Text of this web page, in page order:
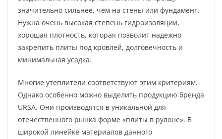
значительно сильнее, чем на стены или фундамент.
Нужна очень высокая степень гидроизоляции,
хорошая плотность, которая позволит надежно
закрепить плиты под кровлей, долговечность и
минимальная усадка.
Многие утеплители соответствуют этим критериям.
Однако особенно можно выделить продукцию бренда
URSA. Они производятся в уникальной для
отечественного рынка форме «плиты в рулоне». В
широкой линейке материалов данного